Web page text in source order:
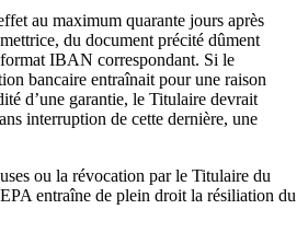
au maximum quarante jours après
du document précité dûment
IBAN correspondant. Si le
bancaire entraînait pour une raison
d’une garantie, le Titulaire devrait
interruption de cette dernière, une
ou la révocation par le Titulaire du
entraîne de plein droit la résiliation du